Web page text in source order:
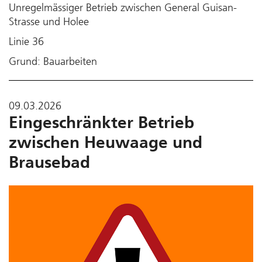
Unregelmässiger Betrieb zwischen General Guisan-
Strasse und Holee
Linie 36
Grund: Bauarbeiten
09.03.2026
Eingeschränkter Betrieb
zwischen Heuwaage und
Brausebad